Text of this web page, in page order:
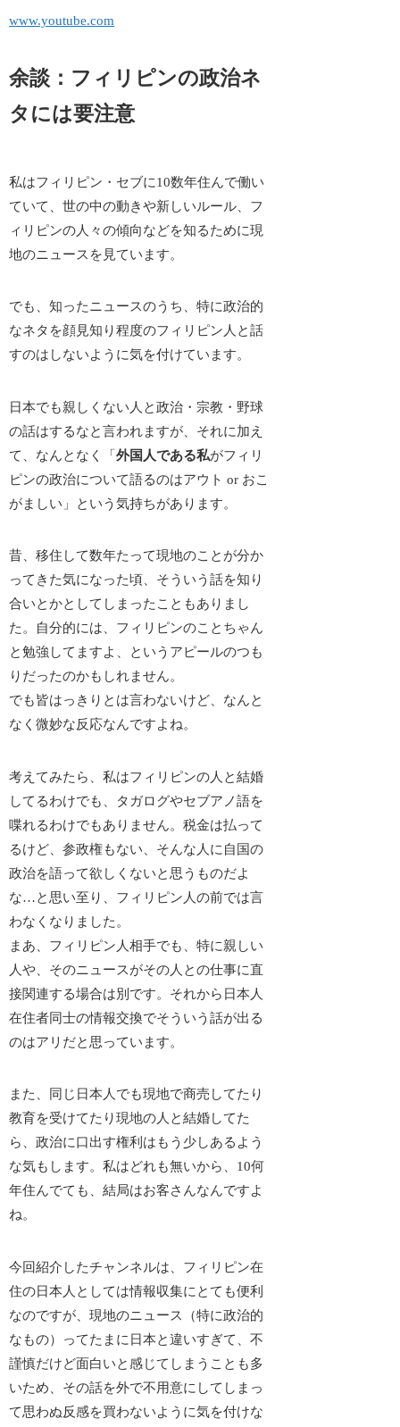
www.youtube.com
余談：フィリピンの政治ネ
タには要注意
私はフィリピン・セブに10数年住んで働い
ていて、世の中の動きや新しいルール、フ
ィリピンの人々の傾向などを知るために現
地のニュースを見ています。
でも、知ったニュースのうち、特に政治的
なネタを顔見知り程度のフィリピン人と話
すのはしないように気を付けています。
日本でも親しくない人と政治・宗教・野球
の話はするなと言われますが、それに加え
て、なんとなく「外国人である私がフィリ
ピンの政治について語るのはアウト or おこ
がましい 」という気持ちがあります。
昔、移住して数年たって現地のことが分か
ってきた気になった頃、そういう話を知り
合いとかとしてしまったこともありまし
た。自分的には、フィリピンのことちゃん
と勉強してますよ、というアピールのつも
りだったのかもしれません。
でも皆はっきりとは言わないけど、なんと
なく微妙な反応なんですよね。
考えてみたら、私はフィリピンの人と結婚
してるわけでも、タガログやセブアノ語を
喋れるわけでもありません。税金は払って
るけど、参政権もない、そんな人に自国の
政治を語って欲しくないと思うものだよ
な…と思い至り、フィリピン人の前では言
わなくなりました。
まあ、フィリピン人相手でも、特に親しい
人や、そのニュースがその人との仕事に直
接関連する場合は別です。それから日本人
在住者同士の情報交換でそういう話が出る
のはアリだと思っています。
また、同じ日本人でも現地で商売してたり
教育を受けてたり現地の人と結婚してた
ら、政治に口出す権利はもう少しあるよう
な気もします。私はどれも無いから、10何
年住んでても、結局はお客さんなんですよ
ね。
今回紹介したチャンネルは、フィリピン在
住の日本人としては情報収集にとても便利
なのですが、現地のニュース（特に政治的
なもの）ってたまに 日本と違いすぎて、不
謹慎だけど面白いと感じてしまうことも多
いため、その話を外で不用意にしてしまっ
て思わぬ反感を買わないように気を付けな